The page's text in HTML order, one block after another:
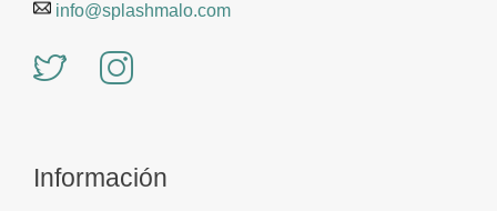
info@splashmalo.com
Información